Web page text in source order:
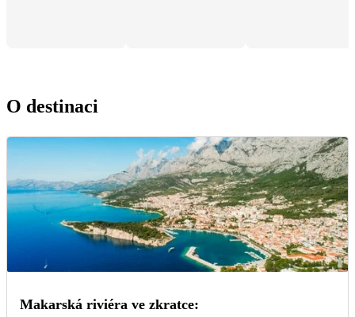
O destinaci
Makarská riviéra ve zkratce: